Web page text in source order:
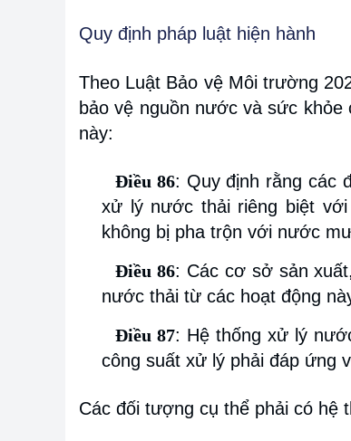
Quy định pháp luật hiện hành
Theo Luật Bảo vệ Môi trường
bảo vệ nguồn nước và sức
này:
Điều 86: Quy định rằng các
xử lý nước thải riêng biệt
không bị pha trộn với nước
Điều 86: Các cơ sở sản
nước thải từ các hoạt động
Điều 87: Hệ thống xử lý
công suất xử lý phải đáp ứng
Các đối tượng cụ thể phải có hệ